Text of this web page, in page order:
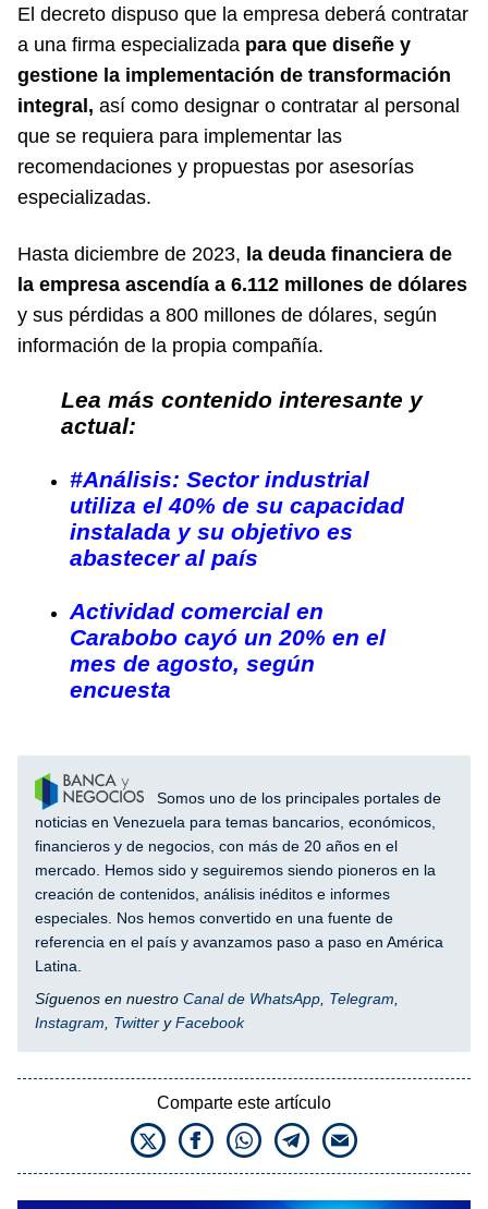
El decreto dispuso que la empresa deberá contratar
a una firma especializada para que diseñe y
gestione la implementación de transformación
integral, así como designar o contratar al personal
que se requiera para implementar las
recomendaciones y propuestas por asesorías
especializadas.
Hasta diciembre de 2023, la deuda financiera de
la empresa ascendía a 6.112 millones de dólares
y sus pérdidas a 800 millones de dólares, según
información de la propia compañía.
Lea más contenido interesante y
actual:
#Análisis: Sector industrial
utiliza el 40% de su capacidad
instalada y su objetivo es
abastecer al país
Actividad comercial en
Carabobo cayó un 20% en el
mes de agosto, según
encuesta
Somos uno de los principales portales de
noticias en Venezuela para temas bancarios, económicos,
financieros y de negocios, con más de 20 años en el
mercado. Hemos sido y seguiremos siendo pioneros en la
creación de contenidos, análisis inéditos e informes
especiales. Nos hemos convertido en una fuente de
referencia en el país y avanzamos paso a paso en América
Latina.
Síguenos en nuestro Canal de WhatsApp Telegram
Instagram
Twitter yFacebook
Comparte este artículo